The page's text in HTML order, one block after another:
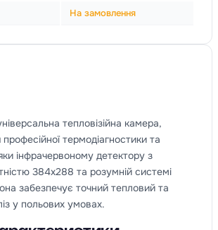
На замовлення
тепловізійна камера,
термодіагностики та
інфрачервоному детектору з
384х288 та розумній системі
забезпечує точний тепловий та
у польових умовах.